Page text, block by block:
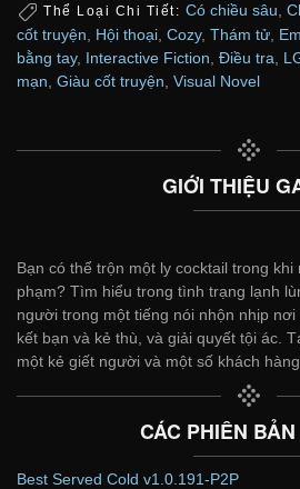
Thể Loại Chi Tiết: Có chiều sâu,
cốt truyện
Hội thoại Cozy, Thám tử
bằng tay, Interactive Fiction Điều tra
mạn Giàu cốt truyện Visual Novel
GIỚI THIỆU
Bạn có thể trộn một ly cocktail trong
phạm? Tìm hiểu trong tình trạng lạnh
người trong một tiếng nói nhộn nhịp nơi
kết bạn và kẻ thù, và giải quyết tội ác.
một kẻ giết người và một số khách
CÁC PHIÊN
Best Served Cold v1.0.191-P2P